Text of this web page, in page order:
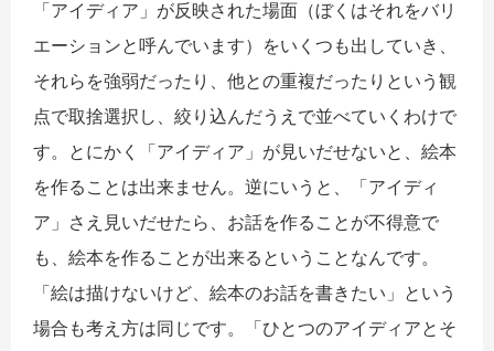
「アイディア」が反映された場面（ぼくはそれをバリ
エーションと呼んでいます）をいくつも出していき、
それらを強弱だったり、他との重複だったりという観
点で取捨選択し、絞り込んだうえで並べていくわけで
す。とにかく「アイディア」が見いだせないと、絵本
を作ることは出来ません。逆にいうと、「アイディ
ア」さえ見いだせたら、お話を作ることが不得意で
も、絵本を作ることが出来るということなんです。
「絵は描けないけど、絵本のお話を書きたい」という
場合も考え方は同じです。「ひとつのアイディアとそ